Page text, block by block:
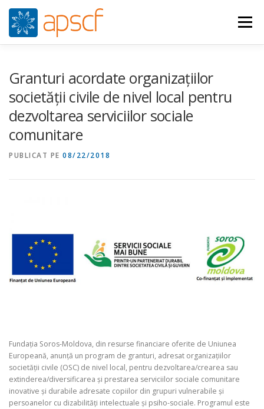
conținut
Meniu
RASPUNS CRIZA ADERĂ VIDEO
ENGLISH
Granturi acordate organizațiilor
societății civile de nivel local pentru
dezvoltarea serviciilor sociale
comunitare
PUBLICAT PE 08/22/2018
Fundația Soros-Moldova, din resurse financiare oferite de Uniunea
Europeană, anunță un program de granturi, adresat organizațiilor
societății civile (OSC) de nivel local, pentru dezvoltarea/crearea sau
extinderea/diversificarea și prestarea serviciilor sociale comunitare
inovative și durabile adresate copiilor din grupuri vulnerabile și
persoanelor cu dizabilități intelectuale și psiho-sociale. Programul este